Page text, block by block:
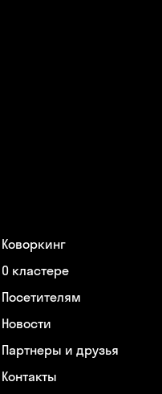
Коворкинг
О кластере
Посетителям
Новости
Партнеры и друзья
Контакты